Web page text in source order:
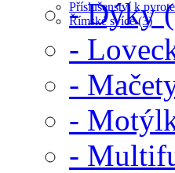
Příslušenství k
Římské svíce (3)
- Dýky
-
-
-
-